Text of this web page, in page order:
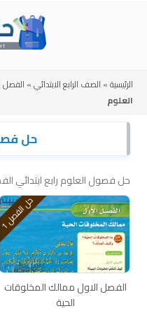
الرئيسية» الصف الرابع الابتدائي» الفصل
العلوم
حل
حل فصول العلوم رابع ابتدائي
ح
ل
ا
ل
ف
ص
ل
1
الفصل الاول ممالك المخلوقات
الحية